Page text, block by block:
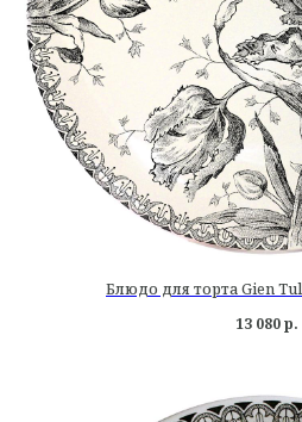
Блюдо для торта Gien
13 080 р.